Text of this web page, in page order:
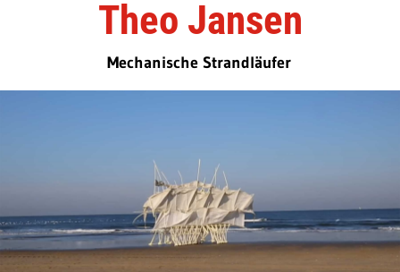
Theo Jansen
Mechanische Strandläufer